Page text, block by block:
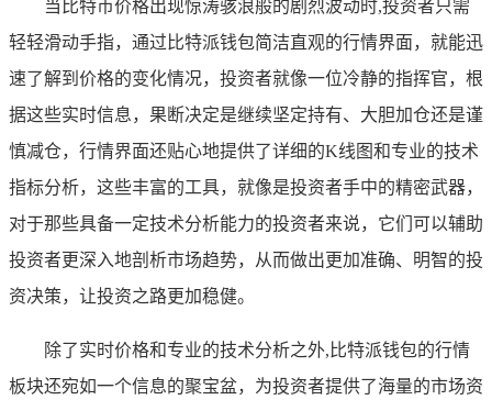
当比特币价格出现惊涛骇浪般的剧烈波动时,投资者只需
轻轻滑动手指，通过比特派钱包简洁直观的行情界面，就能迅
速了解到价格的变化情况，投资者就像一位冷静的指挥官，根
据这些实时信息，果断决定是继续坚定持有、大胆加仓还是谨
慎减仓，行情界面还贴心地提供了详细的K线图和专业的技术
指标分析，这些丰富的工具，就像是投资者手中的精密武器，
对于那些具备一定技术分析能力的投资者来说，它们可以辅助
投资者更深入地剖析市场趋势，从而做出更加准确、明智的投
资决策，让投资之路更加稳健。
除了实时价格和专业的技术分析之外,比特派钱包的行情
板块还宛如一个信息的聚宝盆，为投资者提供了海量的市场资